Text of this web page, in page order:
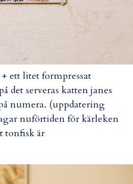
ett litet formpressat
det serveras katten janes
numera. (uppdatering
nuförtiden för kärleken
tonfisk är